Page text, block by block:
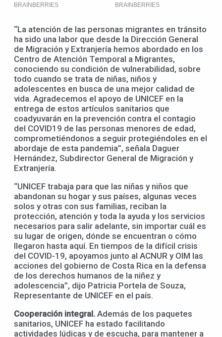
“La atención de las personas migrantes en tránsito
ha sido una labor que desde la Dirección General
de Migración y Extranjería hemos abordado en los
Centro de Atención Temporal a Migrantes,
conociendo su condición de vulnerabilidad, sobre
todo cuando se trata de niñas, niños y
adolescentes en busca de una mejor calidad de
vida. Agradecemos el apoyo de UNICEF en la
entrega de estos artículos sanitarios que
coadyuvarán en la prevención contra el contagio
del COVID19 de las personas menores de edad,
comprometiéndonos a seguir protegiéndoles en el
abordaje de esta pandemia”, señala Daguer
Hernández, Subdirector General de Migración y
Extranjería.
“UNICEF trabaja para que las niñas y niños que
abandonan su hogar y sus países, algunas veces
solos y otras con sus familias, reciban la
protección, atención y toda la ayuda y los servicios
necesarios para salir adelante, sin importar cuál es
su lugar de origen, dónde se encuentran o cómo
llegaron hasta aquí. En tiempos de la difícil crisis
del COVID-19, apoyamos junto al ACNUR y OIM las
acciones del gobierno de Costa Rica en la defensa
de los derechos humanos de la niñez y
adolescencia”, dijo Patricia Portela de Souza,
Representante de UNICEF en el país.
Cooperación integral. Además de los paquetes
sanitarios, UNICEF ha estado facilitando
actividades lúdicas y de escucha, para mantener a